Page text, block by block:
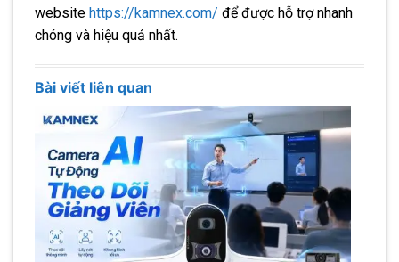
website https://kamnex.com/ để được hỗ trợ nhanh
chóng và hiệu quả nhất.
Bài viết liên quan